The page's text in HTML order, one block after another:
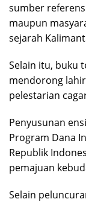
sumber
maupun
sejarah
Selain itu, buku
mendorong
pelestarian
Penyusunan
Program Dana
Republik
pemajuan
Selain